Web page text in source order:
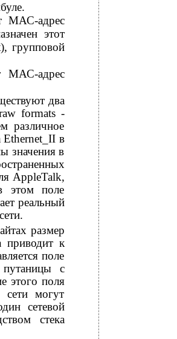
МАС-адрес
этот
групповой
МАС-адрес
два
formats -
различное
Ethernet_II в
значения в
AppleTalk,
этом поле
реальный
размер
к
поле
с
этого поля
могут
сетевой
стека